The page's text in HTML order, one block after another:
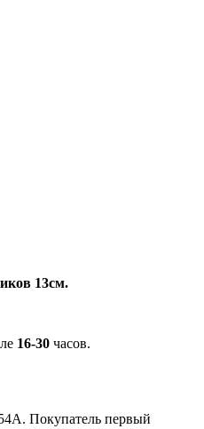
13см.
16-30 часов.
Покупатель первый